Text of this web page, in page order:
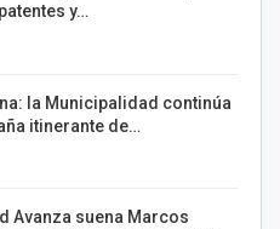
y…
la Municipalidad continúa
itinerante de…
Avanza suena Marcos